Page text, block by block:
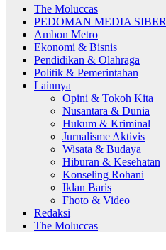
The Moluccas
PEDOMAN MEDIA SIBER
Ambon Metro
Ekonomi & Bisnis
Pendidikan & Olahraga
Politik & Pemerintahan
Lainnya
Opini & Tokoh Kita
Nusantara & Dunia
Hukum & Kriminal
Jurnalisme Aktivis
Wisata & Budaya
Hiburan & Kesehatan
Konseling Rohani
Iklan Baris
Fhoto & Video
Redaksi
The Moluccas